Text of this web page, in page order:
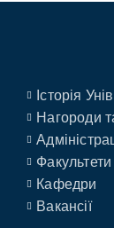
Історія
Нагороди
Факультети
Кафедри
Вакансії